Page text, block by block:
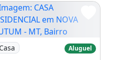
CASA RESIDENCIAL em
Casa Aluguel